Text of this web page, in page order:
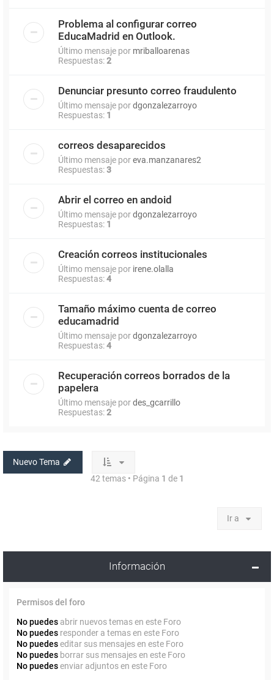
Problema al configurar correo
EducaMadrid en Outlook.
Último mensaje por mriballoarenas
Respuestas:2
Denunciar presunto correo fraudulento
Último mensaje pordgonzalezarroyo
Respuestas: 1
correos desaparecidos
Último mensaje poreva.manzanares2
Respuestas:3
Abrir el correo en andoid
Último mensaje pordgonzalezarroyo
Respuestas: 1
Creación correos institucionales
Último mensaje por irene.olalla
Respuestas:4
Tamaño máximo cuenta de correo
educamadrid
Último mensaje pordgonzalezarroyo
Respuestas:4
Recuperación correos borrados de la
papelera
Último mensaje pordes_gcarrillo
Respuestas:2
Nuevo Tema
42 temas • Página 1 de 1
Ir a
Información
Permisos del foro
No puedes abrir nuevos temas en este Foro
No puedes responder a temas en este Foro
No puedeseditar sus mensajes en este Foro
No puedes borrar sus mensajes en este Foro
No puedesenviar adjuntos en este Foro